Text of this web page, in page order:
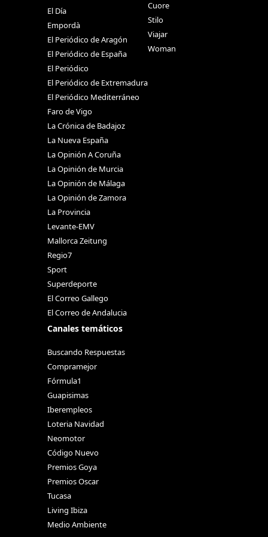
El Día
Empordà
El Periódico de Aragón
El Periódico de España
El Periódico
El Periódico de Extremadura
El Periódico Mediterráneo
Faro de Vigo
La Crónica de Badajoz
La Nueva España
La Opinión A Coruña
La Opinión de Murcia
La Opinión de Málaga
La Opinión de Zamora
La Provincia
Levante-EMV
Mallorca Zeitung
Regio7
Sport
Superdeporte
El Correo Gallego
El Correo de Andalucia
Canales temáticos
Buscando Respuestas
Compramejor
Fórmula1
Guapisimas
Iberempleos
Loteria Navidad
Neomotor
Código Nuevo
Premios Goya
Premios Oscar
Tucasa
Living Ibiza
Medio Ambiente
Cuore
Stilo
Viajar
Woman